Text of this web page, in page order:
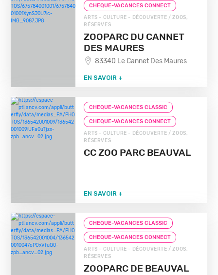
CHEQUE-VACANCES CONNECT
ARTS - CULTURE - DÉCOUVERTE / ZOOS,
RÉSERVES
ZOOPARC DU CANNET
DES MAURES
83340 Le Cannet Des Maures
EN SAVOIR +
CHEQUE-VACANCES CLASSIC
CHEQUE-VACANCES CONNECT
ARTS - CULTURE - DÉCOUVERTE / ZOOS,
RÉSERVES
CC ZOO PARC BEAUVAL
EN SAVOIR +
CHEQUE-VACANCES CLASSIC
CHEQUE-VACANCES CONNECT
ARTS - CULTURE - DÉCOUVERTE / ZOOS,
RÉSERVES
ZOOPARC DE BEAUVAL